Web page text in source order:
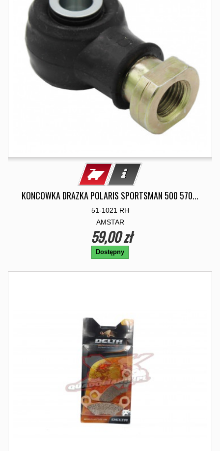
KONCOWKA DRAZKA POLARIS SPORTSMAN 500 570...
51-1021 RH
AMSTAR
59,00 zł
Dostępny